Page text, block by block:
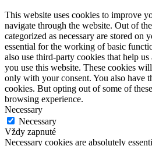
This website uses cookies to improve
navigate through the website. Out of
categorized as necessary are stored on
essential for the working of basic
also use third-party cookies that help
you use this website. These cookies
only with your consent. You also have
cookies. But opting out of some of
browsing experience.
Necessary
Necessary
Vždy zapnuté
Necessary cookies are absolutely